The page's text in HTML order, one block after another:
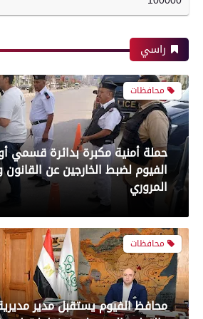
بعدسة الخبر المصري| شاهد أبرز
الزمالك والمصري البورسعيدي فى
رياضة
لقطات مباراة الأهلي والترجي
أبطال أفريقيا
رياضة
راسي
إصابة مسن صدمته سيارة نقل
في طهطا بسوهاج
محافظات
حملة أمنية مكبرة بدائرة قسمي
الفيوم لضبط الخارجين عن القانون
المروري
محافظات
محافظ الفيوم يستقبل مدير مديرية